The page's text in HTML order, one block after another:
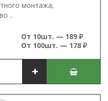
монтажа,
..
От 10шт. — 189 ₽
От 100шт. — 178 ₽